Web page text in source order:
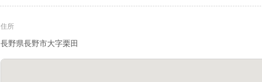
住所
長野県長野市大字栗田